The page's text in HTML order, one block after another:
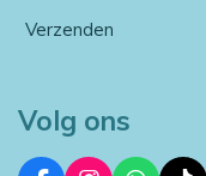
Verzenden
Volg ons